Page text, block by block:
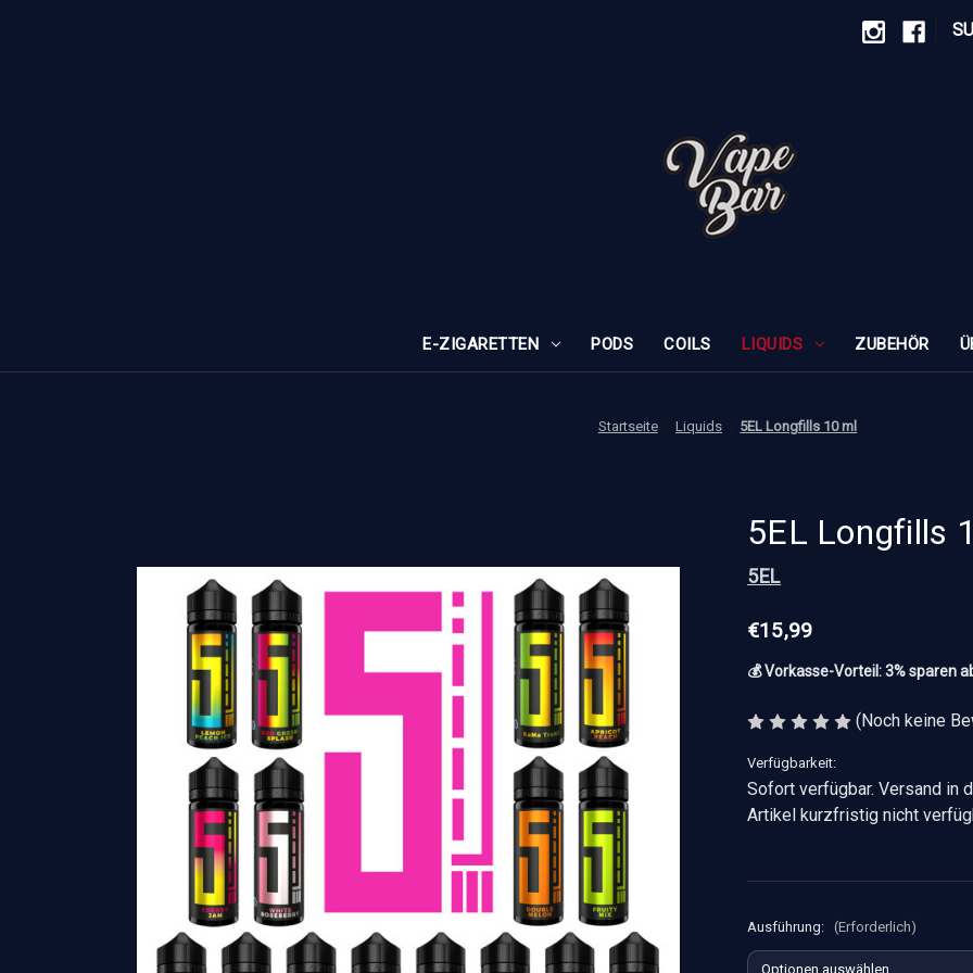
E-ZIGARETTEN PODS COILS LIQUIDS ZUBEHÖR
Startseite Liquids 5EL Longfills 10 ml
5EL Longfills
5EL
€15,99
💰 Vorkasse-Vorteil: 3% sparen
(Noch keine
Verfügbarkeit:
Sofort verfügbar. Versand in
Artikel kurzfristig nicht
Ausführung: (Erforderlich)